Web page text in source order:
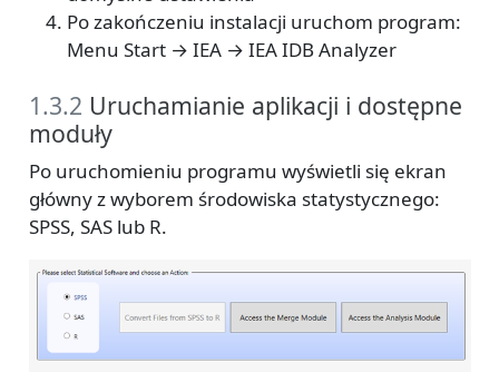
Po zakończeniu instalacji uruchom program:
Menu Start → IEA → IEA IDB Analyzer
1.3.2 Uruchamianie aplikacji i dostępne
moduły
Po uruchomieniu programu wyświetli się ekran
główny z wyborem środowiska statystycznego:
SPSS, SAS lub R.